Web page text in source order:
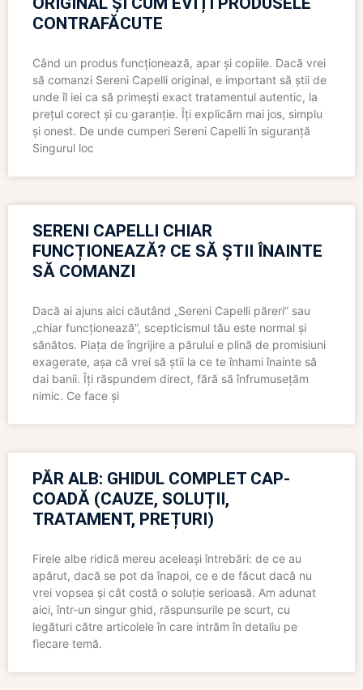
CONTRAFĂCUTE
Când un produs funcționează, apar și copiile. Dacă vrei
să comanzi Sereni Capelli original, e important să știi de
unde îl iei ca să primești exact tratamentul autentic, la
prețul corect și cu garanție. Îți explicăm mai jos, simplu
și onest. De unde cumperi Sereni Capelli în siguranță
Singurul loc
SERENI CAPELLI CHIAR
FUNCȚIONEAZĂ? CE SĂ ȘTII ÎNAINTE
SĂ COMANZI
Dacă ai ajuns aici căutând „Sereni Capelli păreri” sau
„chiar funcționează”, scepticismul tău este normal și
sănătos. Piața de îngrijire a părului e plină de promisiuni
exagerate, așa că vrei să știi la ce te înhami înainte să
dai banii. Îți răspundem direct, fără să înfrumusețăm
nimic. Ce face și
PĂR ALB: GHIDUL COMPLET CAP-
COADĂ (CAUZE, SOLUȚII,
TRATAMENT, PREȚURI)
Firele albe ridică mereu aceleași întrebări: de ce au
apărut, dacă se pot da înapoi, ce e de făcut dacă nu
vrei vopsea și cât costă o soluție serioasă. Am adunat
aici, într-un singur ghid, răspunsurile pe scurt, cu
legături către articolele în care intrăm în detaliu pe
fiecare temă.